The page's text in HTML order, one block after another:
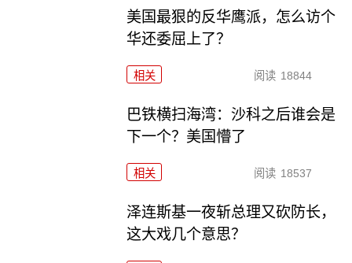
美国最狠的反华鹰派，怎么访个
华还委屈上了？
相关 阅读 18844
巴铁横扫海湾：沙科之后谁会是
下一个？美国懵了
相关 阅读 18537
泽连斯基一夜斩总理又砍防长，
这大戏几个意思？